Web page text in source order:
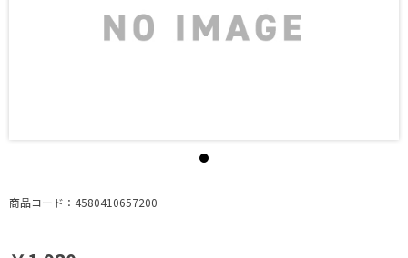
商品コード：4580410657200